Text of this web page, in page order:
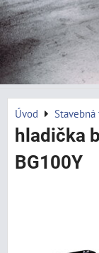
Úvod
hladička
BG100Y